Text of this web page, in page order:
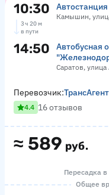
10:30 Камышин,
3 ч 20 м
в пути
14:50
Автобусная
Саратов,
≈ 589 руб.
Перевозчик:ТрансАгент
4.4 16 отзывов
Пересадка в
Общее